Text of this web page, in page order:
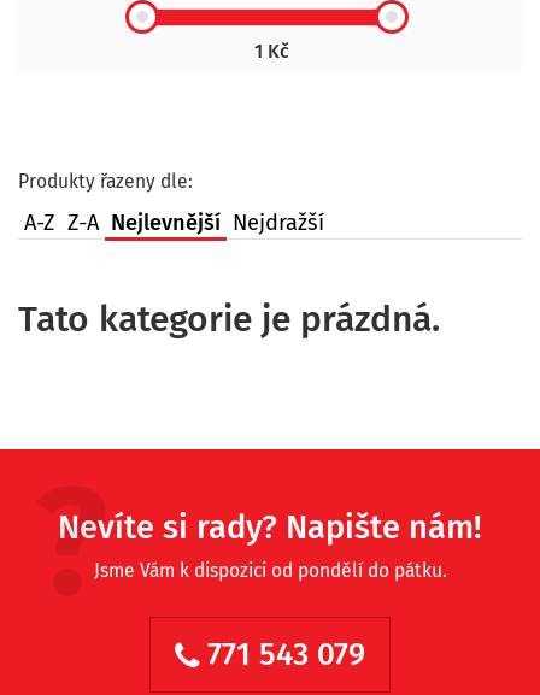
1 Kč
Produkty řazeny dle:
A-Z Z-A Nejlevnější Nejdražší
Tato kategorie je prázdná.
Nevíte si rady? Napište nám!
Jsme Vám k dispozici od pondělí do pátku.
771 543 079